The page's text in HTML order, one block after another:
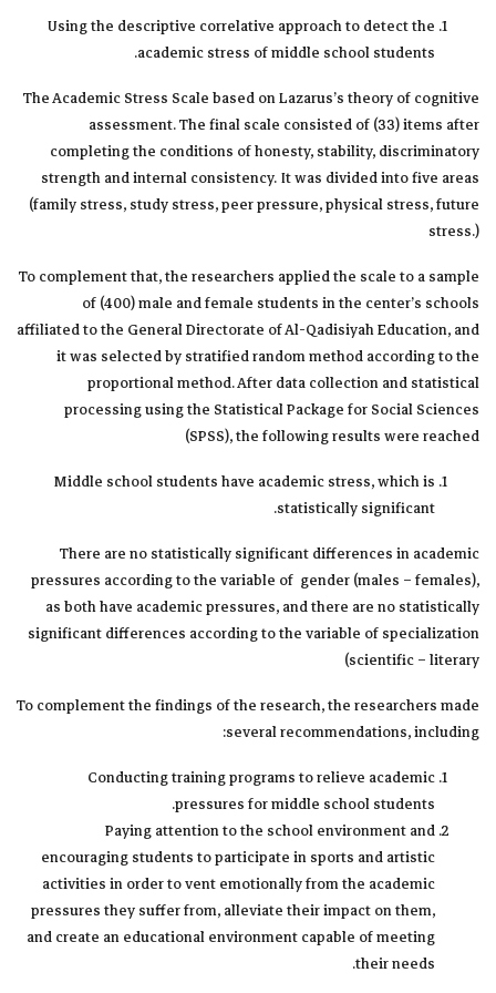
Using the descriptive correlative approach to detect the
academic stress of middle school students.
The Academic Stress Scale based on Lazarus’s theory of cognitive
assessment. The final scale consisted of (33) items after
completing the conditions of honesty, stability, discriminatory
strength and internal consistency. It was divided into five areas
(family stress, study stress, peer pressure, physical stress, future
stress.)
To complement that, the researchers applied the scale to a sample
of (400) male and female students in the center’s schools
affiliated to the General Directorate of Al-Qadisiyah Education, and
it was selected by stratified random method according to the
proportional method. After data collection and statistical
processing using the Statistical Package for Social Sciences
(SPSS), the following results were reached
Middle school students have academic stress, which is
statistically significant.
There are no statistically significant differences in academic
pressures according to the variable of gender (males – females),
as both have academic pressures, and there are no statistically
significant differences according to the variable of specialization
(scientific – literary
To complement the findings of the research, the researchers made
several recommendations, including:
Conducting training programs to relieve academic
pressures for middle school students.
Paying attention to the school environment and
encouraging students to participate in sports and artistic
activities in order to vent emotionally from the academic
pressures they suffer from, alleviate their impact on them,
and create an educational environment capable of meeting
their needs.